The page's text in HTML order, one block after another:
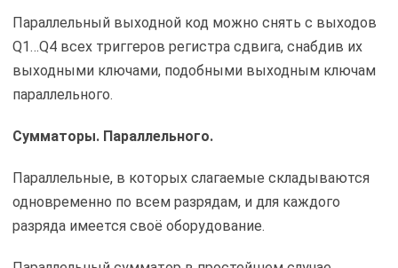
Параллельный выходной код можно снять с выходов
Q1…Q4 всех триггеров регистра сдвига, снабдив их
выходными ключами, подобными выходным ключам
параллельного.
Сумматоры. Параллельного.
Параллельные, в которых слагаемые складываются
одновременно по всем разрядам, и для каждого
разряда имеется своё оборудование.